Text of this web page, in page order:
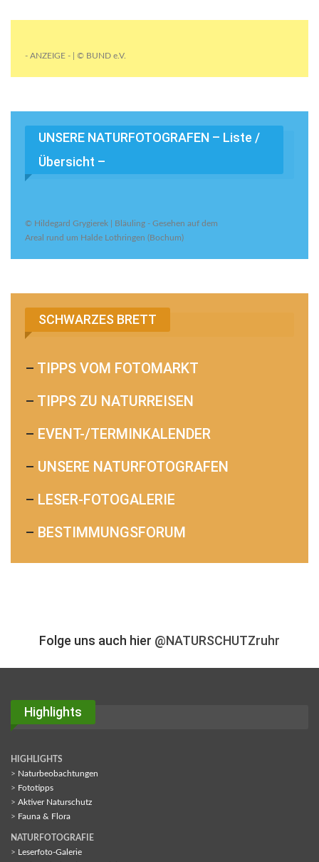
- ANZEIGE - | © BUND e.V.
UNSERE NATURFOTOGRAFEN – Liste /
Übersicht –
© Hildegard Grygierek | Bläuling - Gesehen auf dem
Areal rund um Halde Lothringen (Bochum)
SCHWARZES BRETT
– TIPPS VOM FOTOMARKT
– TIPPS ZU NATURREISEN
– EVENT-/TERMINKALENDER
– UNSERE NATURFOTOGRAFEN
– LESER-FOTOGALERIE
– BESTIMMUNGSFORUM
Folge uns auch hier @NATURSCHUTZruhr
Highlights
HIGHLIGHTS
> Naturbeobachtungen
> Fototipps
> Aktiver Naturschutz
> Fauna & Flora
NATURFOTOGRAFIE
> Leserfoto-Galerie